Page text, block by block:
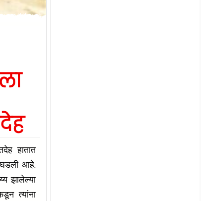
हातात
घडली आहे.
झालेल्या
त्यांना